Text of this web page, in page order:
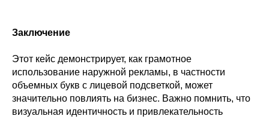
Заключение
Этот кейс демонстрирует, как грамотное
использование наружной рекламы, в частности
объемных букв с лицевой подсветкой, может
значительно повлиять на бизнес. Важно помнить, что
визуальная идентичность и привлекательность